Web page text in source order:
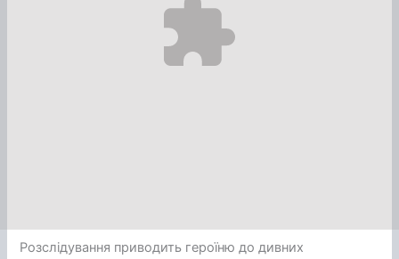
Розслідування приводить героїню до дивних